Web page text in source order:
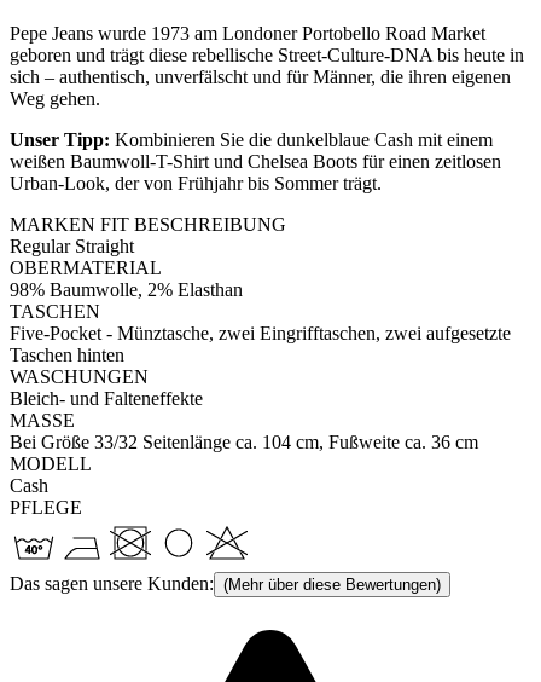
Pepe Jeans wurde 1973 am Londoner Portobello Road Market
geboren und trägt diese rebellische Street-Culture-DNA bis heute in
sich – authentisch, unverfälscht und für Männer, die ihren eigenen
Weg gehen.
Unser Tipp: Kombinieren Sie die dunkelblaue Cash mit einem
weißen Baumwoll-T-Shirt und Chelsea Boots für einen zeitlosen
Urban-Look, der von Frühjahr bis Sommer trägt.
MARKEN FIT BESCHREIBUNG
Regular Straight
OBERMATERIAL
98% Baumwolle, 2% Elasthan
TASCHEN
Five-Pocket - Münztasche, zwei Eingrifftaschen, zwei aufgesetzte
Taschen hinten
WASCHUNGEN
Bleich- und Falteneffekte
MASSE
Bei Größe 33/32 Seitenlänge ca. 104 cm, Fußweite ca. 36 cm
MODELL
Cash
PFLEGE
Das sagen unsere Kunden: (Mehr über diese Bewertungen)